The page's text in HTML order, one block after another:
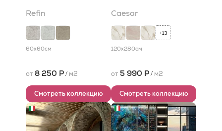
Refin
60x60см
от 8 250 Р/ м2
Смотреть коллекцию
Caesar
+13
120x280см
от 5 990 Р/ м2
Смотреть коллекцию